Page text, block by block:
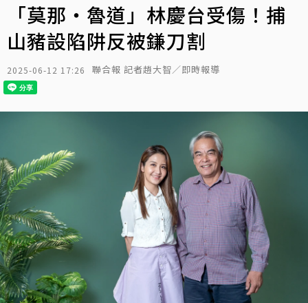
「莫那・魯道」林慶台受傷！捕
山豬設陷阱反被鎌刀割
2025-06-12 17:26 聯合報 記者趙大智／即時報導